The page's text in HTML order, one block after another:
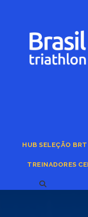
HUB SELEÇÃO BRT
TREINADORES